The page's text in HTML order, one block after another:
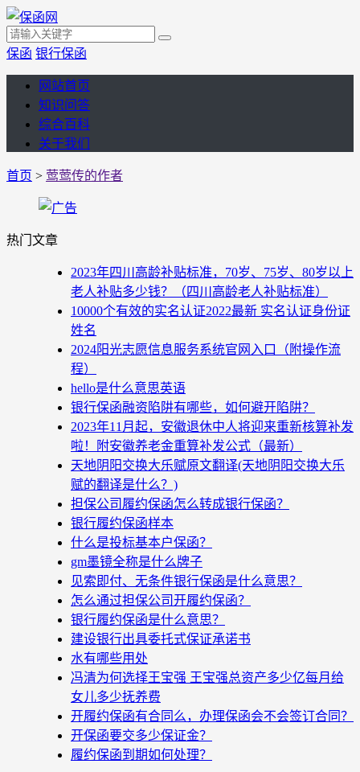
保函 银行保函
网站首页
知识问答
综合百科
关于我们
首页 > 莺莺传的作者
热门文章
2023年四川高龄补贴标准，70岁、75岁、80岁以上
老人补贴多少钱？（四川高龄老人补贴标准）
10000个有效的实名认证2022最新 实名认证身份证
姓名
2024阳光志愿信息服务系统官网入口（附操作流
程）
hello是什么意思英语
银行保函融资陷阱有哪些，如何避开陷阱？
2023年11月起，安徽退休中人将迎来重新核算补发
啦！附安徽养老金重算补发公式（最新）
天地阴阳交换大乐赋原文翻译(天地阴阳交换大乐
赋的翻译是什么？)
担保公司履约保函怎么转成银行保函？
银行履约保函样本
什么是投标基本户保函？
gm墨镜全称是什么牌子
见索即付、无条件银行保函是什么意思？
怎么通过担保公司开履约保函？
银行履约保函是什么意思？
建设银行出具委托式保证承诺书
水有哪些用处
冯清为何选择王宝强 王宝强总资产多少亿每月给
女儿多少抚养费
开履约保函有合同么，办理保函会不会签订合同？
开保函要交多少保证金？
履约保函到期如何处理？